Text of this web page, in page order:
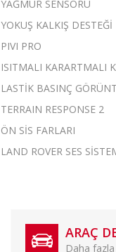
YAĞMUR SENSÖRÜ
YOKUŞ KALKIŞ DESTEĞİ
PIVI PRO
ISITMALI KARARTMALI
LASTİK BASINÇ
TERRAIN RESPONSE 2
ÖN SİS FARLARI
LAND ROVER SES
ARAÇ
Daha